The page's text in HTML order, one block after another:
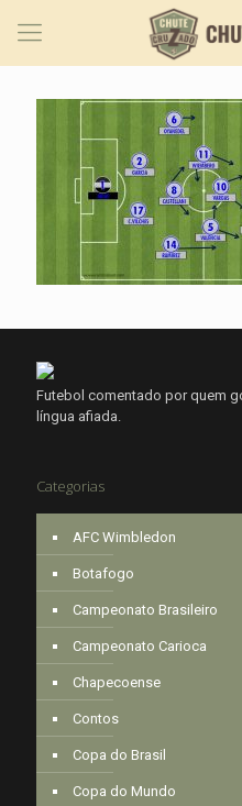
Futebol comentado por quem
língua afiada.
Categorias
AFC Wimbledon
Botafogo
Campeonato Brasileiro
Campeonato Carioca
Chapecoense
Contos
Copa do Brasil
Copa do Mundo